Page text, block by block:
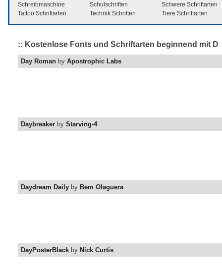
Schreibmaschine
Schulschriften
Schwere Schriftarten
Tattoo Schriftarten
Technik Schriften Tiere Schriftarten
:: Kostenlose Fonts und Schriftarten beginnend mit D
Day Roman by Apostrophic Labs
Daybreaker by Starving-4
Daydream Daily by Bem Olaguera
DayPosterBlack by Nick Curtis